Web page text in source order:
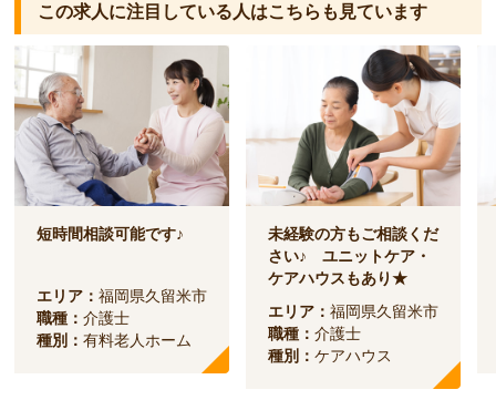
この求人に注目している人はこちらも見ています
短時間相談可能です♪
エリア：福岡県久留米市
職種：介護士
種別：有料老人ホーム
未経験の方もご相談くだ
さい♪ ユニットケア・
ケアハウスもあり★
エリア：福岡県久留米市
職種：介護士
種別：ケアハウス